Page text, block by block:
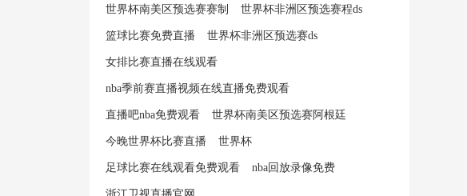
世界杯南美区预选赛赛制 世界杯非洲区预选赛程ds
篮球比赛免费直播 世界杯非洲区预选赛ds
女排比赛直播在线观看
nba季前赛直播视频在线直播免费观看
直播吧nba免费观看 世界杯南美区预选赛阿根廷
今晚世界杯比赛直播 世界杯
足球比赛在线观看免费观看 nba回放录像免费